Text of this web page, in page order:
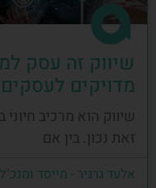
שיווק זה עסק
מדויקים
שיווק הוא מרכיב
זאת נכון. בין אם
אלעד גרגיר - מייסד ומנכ"ל arcdb